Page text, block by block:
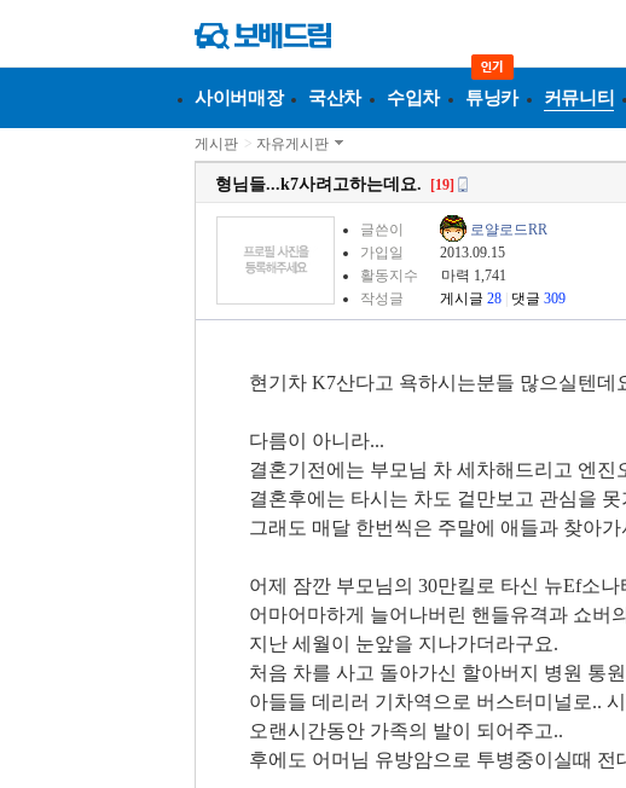
사이버매장 국산차 수입차 튜닝카 커뮤니티
게시판 > 자유게시판
형님들...k7사려고하는데요. [19]
글쓴이
로얄로드RR
가입일
2013.09.15
활동지수
마력 1,741
작성글
게시글 28 댓글 309
현기차 K7산다고 욕하시는분들 많으실텐데
다름이 아니라...
결혼기전에는 부모님 차 세차해드리고 엔
결혼후에는 타시는 차도 겉만보고 관심을
그래도 매달 한번씩은 주말에 애들과 찾아
어제 잠깐 부모님의 30만킬로 타신 뉴Ef소나
어마어마하게 늘어나버린 핸들유격과 쇼버
지난 세월이 눈앞을 지나가더라구요.
처음 차를 사고 돌아가신 할아버지 병원 통
아들들 데리러 기차역으로 버스터미널로..
오랜시간동안 가족의 발이 되어주고..
후에도 어머님 유방암으로 투병중이실때